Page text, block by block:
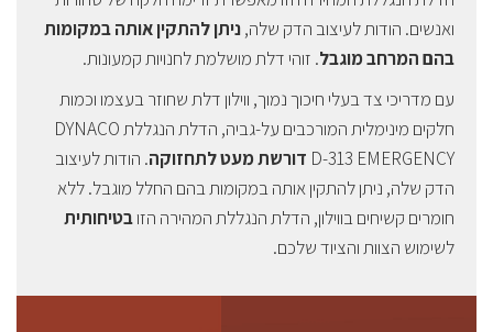
ואנשים. הודות לעיצוב הדק שלה,ניתן להתקין אותה במקומות
בהם המרחב מוגבל. זוהי דלת מושלמת לחנויות קמעונות.
עם מדריכי צד בעלי חיכוך נמוך, ווילון דלת שחוזר בעצמו וכמות
חלקים מינימלית המורכבים על-גביה, הדלת הנגללת DYNACO
D-313 EMERGENCY דורשת מעט לתחזוקה. הודות לעיצוב
הדק שלה, ניתן להתקין אותה במקומות בהם החלל מוגבל. ללא
חומרים קשיחים בווילון, הדלת הנגללת המהירה הזובטיחותית
לשימוש הצוות והציוד שלכם.